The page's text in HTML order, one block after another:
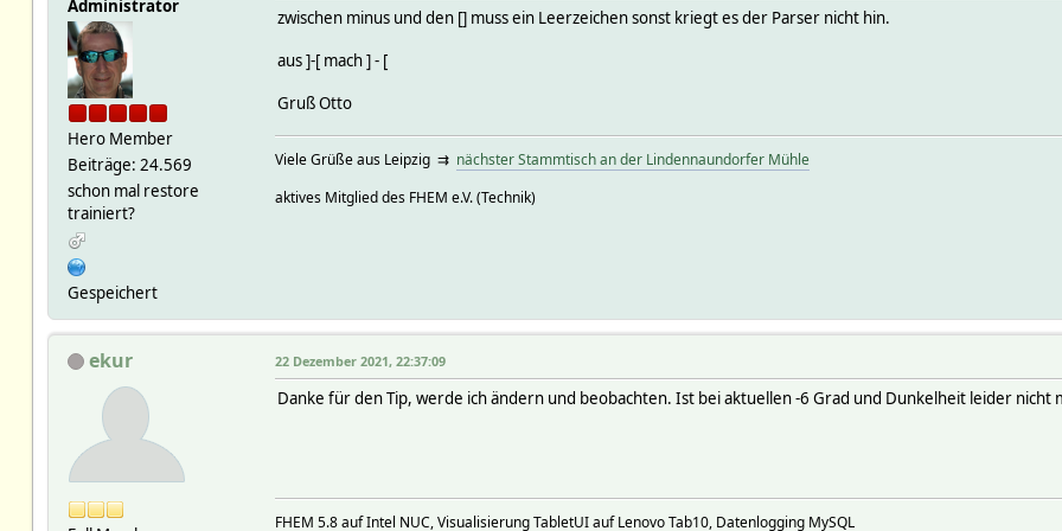
Administrator
Hero Member
Beiträge: 24.569
schon mal restore
trainiert?
Gespeichert
zwischen minus und den [] muss ein Leerzeichen sonst kriegt es der Parser nicht hin.
aus ]-[ mach ] - [
Gruß Otto
Viele Grüße aus Leipzig ⇉ nächster Stammtisch an der Lindennaundorfer Mühle
aktives Mitglied des FHEM e.V. (Technik)
ekur 22 Dezember 2021, 22:37:09
Danke für den Tip, werde ich ändern und beobachten. Ist bei aktuellen -6 Grad und Dunkelheit leider nicht
FHEM 5.8 auf Intel NUC, Visualisierung TabletUI auf Lenovo Tab10, Datenlogging MySQL